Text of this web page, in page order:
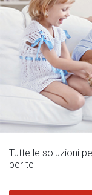
Tutte le soluzioni
per te